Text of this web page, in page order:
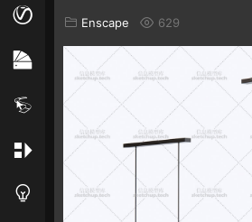
Enscape 629